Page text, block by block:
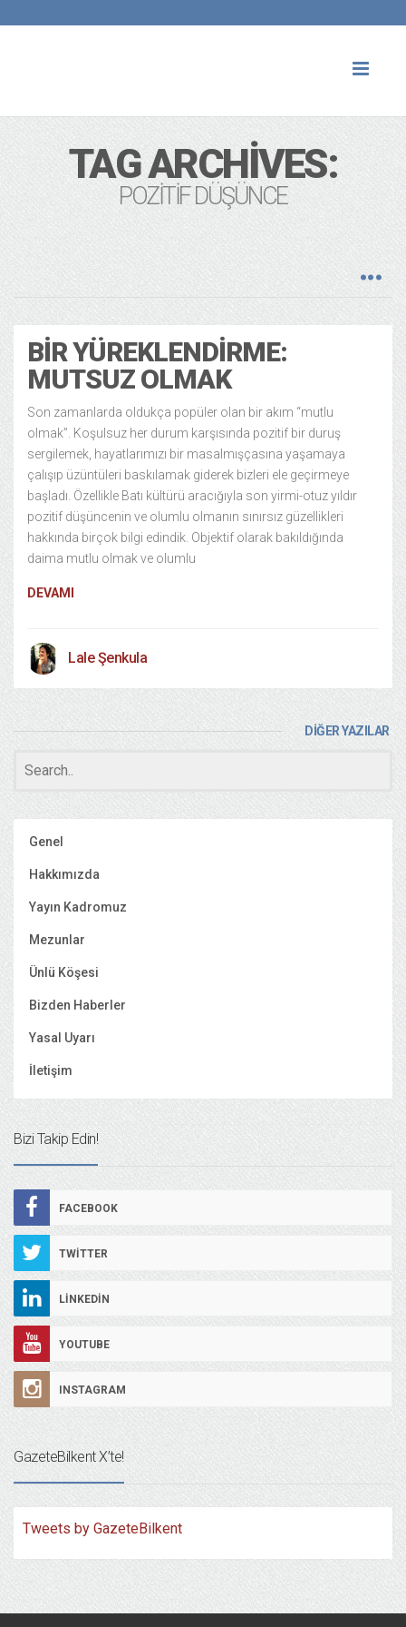
TAG ARCHIVES:
POZITIF DÜŞÜNCE
BIR YÜREKLENDIRME:
MUTSUZ OLMAK
Son zamanlarda oldukça popüler olan bir akım “mutlu
olmak”. Koşulsuz her durum karşısında pozitif bir duruş
sergilemek, hayatlarımızı bir masalmışçasına yaşamaya
çalışıp üzüntüleri baskılamak giderek bizleri ele geçirmeye
başladı. Özellikle Batı kültürü aracığıyla son yirmi-otuz yıldır
pozitif düşüncenin ve olumlu olmanın sınırsız güzellikleri
hakkında birçok bilgi edindik. Objektif olarak bakıldığında
daima mutlu olmak ve olumlu
DEVAMI
Lale Şenkula
DİĞER YAZILAR
Genel
Hakkımızda
Yayın Kadromuz
Mezunlar
Ünlü Köşesi
Bizden Haberler
Yasal Uyarı
İletişim
Bizi Takip Edin!
FACEBOOK
TWITTER
LINKEDIN
YOUTUBE
INSTAGRAM
GazeteBilkent X’te!
Tweets by GazeteBilkent